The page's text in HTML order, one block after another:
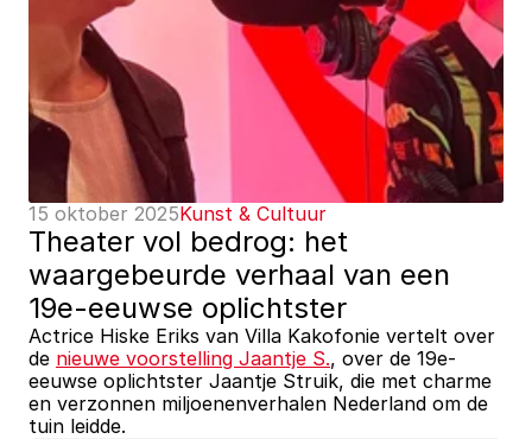
15 oktober 2025Kunst & Cultuur
Theater vol bedrog: het
waargebeurde verhaal van een
19e-eeuwse oplichtster
Actrice Hiske Eriks van Villa Kakofonie vertelt over
de nieuwe voorstelling Jaantje S., over de 19e-
eeuwse oplichtster Jaantje Struik, die met charme
en verzonnen miljoenenverhalen Nederland om de
tuin leidde.